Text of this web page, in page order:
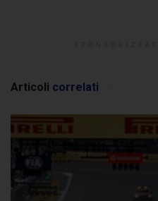
Articoli correlati